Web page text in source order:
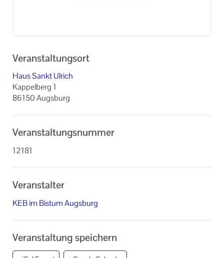
Veranstaltungsort
Haus Sankt Ulrich
Kappelberg 1
86150 Augsburg
Veranstaltungsnummer
12181
Veranstalter
KEB im Bistum Augsburg
Veranstaltung speichern